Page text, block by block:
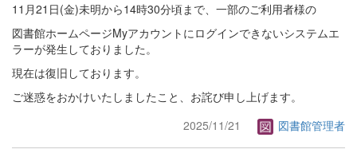
11月21日(金)未明から14時30分頃まで、一部のご利用者様の
図書館ホームページMyアカウントにログインできないシステムエ
ラーが発生しておりました。
現在は復旧しております。
ご迷惑をおかけいたしましたこと、お詫び申し上げます。
2025/11/21
図書館管理者